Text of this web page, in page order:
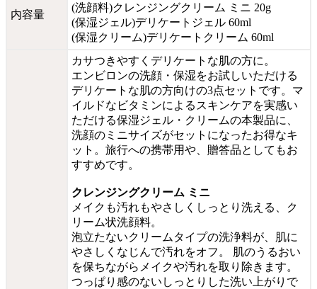
内容量
(洗顔料)クレンジングクリーム ミニ 20g
(保湿ジェル)デリケートジェル 60ml
(保湿クリーム)デリケートクリーム 60ml
カサつきやすくデリケートな肌の方に。
エンビロンの洗顔・保湿をお試しいただける
デリケートな肌の方向けの3点セットです。マ
イルドなビタミンによるスキンケアを実感い
ただける保湿ジェル・クリームの本製品に、
洗顔のミニサイズがセットになったお得なキ
ット。旅行への携帯用や、贈答品としてもお
すすめです。
クレンジングクリーム ミニ
メイクも汚れもやさしくしっとり洗える、ク
リーム状洗顔料。
泡立たないクリームタイプの洗浄料が、肌に
やさしくなじんで汚れをオフ。 肌のうるおい
を保ちながらメイクや汚れを取り除きます。
つっぱり感のないしっとりした洗い上がりで